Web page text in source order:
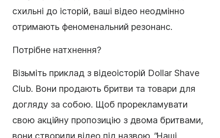
схильні до історій, ваші відео неодмінно
отримають феноменальний резонанс.
Потрібне натхнення?
Візьміть приклад з відеоісторій Dollar Shave
Club. Вони продають бритви та товари для
догляду за собою. Щоб прорекламувати
свою акційну пропозицію з двома бритвами,
вони створили відео під назвою "Наші